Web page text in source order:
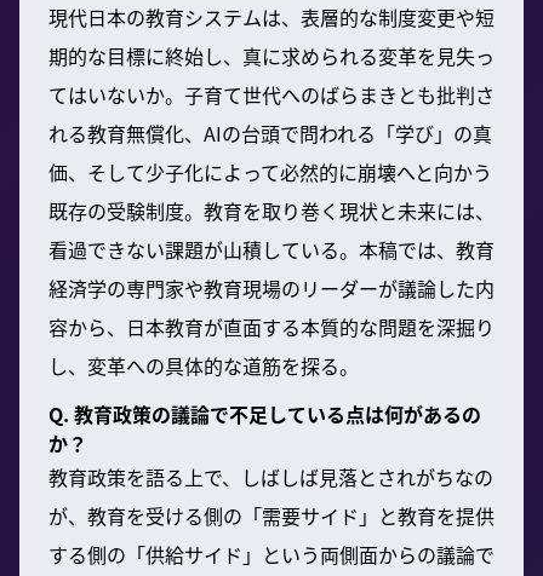
現代日本の教育システムは、表層的な制度変更や短
期的な目標に終始し、真に求められる変革を見失っ
てはいないか。子育て世代へのばらまきとも批判さ
れる教育無償化、AIの台頭で問われる「学び」の真
価、そして少子化によって必然的に崩壊へと向かう
既存の受験制度。教育を取り巻く現状と未来には、
看過できない課題が山積している。本稿では、教育
経済学の専門家や教育現場のリーダーが議論した内
容から、日本教育が直面する本質的な問題を深掘り
し、変革への具体的な道筋を探る。
Q. 教育政策の議論で不足している点は何があるの
か？
教育政策を語る上で、しばしば見落とされがちなの
が、教育を受ける側の「需要サイド」と教育を提供
する側の「供給サイド」という両側面からの議論で